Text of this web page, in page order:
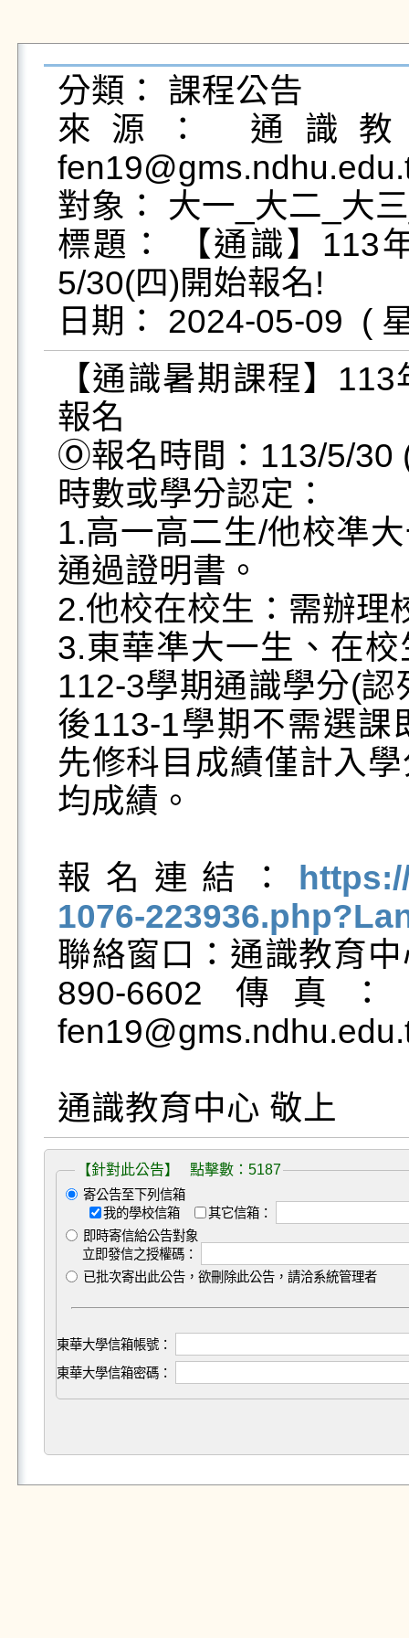
分類： 課程公告
來源： 通識
對象： 大一_大二_大
標題： 【通識】113
5/30(四)開始報名!
【通識暑期課程】
報名
Ⓞ報名時間：113/5/30
時數或學分認定：
1.高一高二生/他校凖
通過證明書。
2.他校在校生：需辦理
3.東華凖大一生、在
112-3學期通識學分(
後113-1學期不需選
先修科目成績僅計入
均成績。
報名連結：
1076-
聯絡窗口：通識教育
890-6602 傳真
通識教育中心 敬上
【針對此公告】 點擊數：5187
寄公告至下列信箱
我的學校信箱
其它信箱：
即時寄信給公告對象
立即發信之授權碼：
已批次寄出此公告，欲刪除此公告，請洽系統管理者
東華大學信箱帳號：
東華大學信箱密碼：